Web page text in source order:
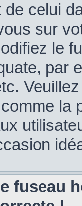
de celui
sur
le
par
la
fuseau